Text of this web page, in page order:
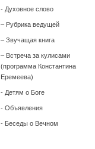
- Духовное слово
– Рубрика ведущей
– Звучащая книга
– Встреча за кулисами
(программа Константина
Еремеева)
- Детям о Боге
- Объявления
- Беседы о Вечном